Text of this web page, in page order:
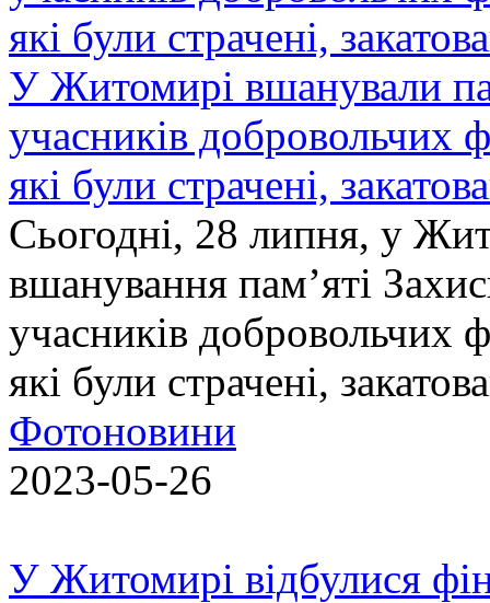
У Житомирі вшанували
учасників добровольчих
які були страчені,
Сьогодні, 28 липня, у
вшанування пам’яті
учасників добровольчих
які були страчені,
Фотоновини
2023-05-26
У Житомирі відбулися